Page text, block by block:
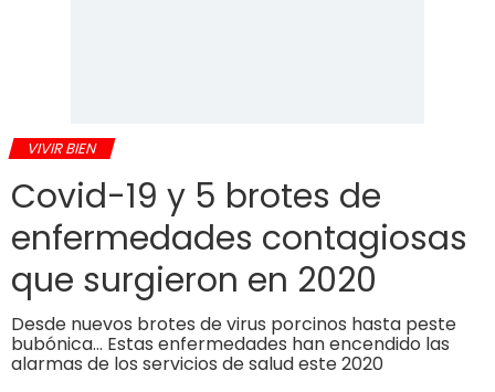
VIVIR BIEN
Covid-19 y 5 brotes de
enfermedades contagiosas
que surgieron en 2020
Desde nuevos brotes de virus porcinos hasta peste
bubónica… Estas enfermedades han encendido las
alarmas de los servicios de salud este 2020